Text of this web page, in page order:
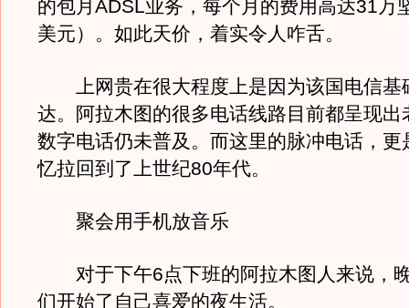
的包月ADSL业务，每个月的费用高达31万
美元）。如此天价，着实令人咋舌。
上网贵在很大程度上是因为该国电信基
达。阿拉木图的很多电话线路目前都呈现出
数字电话仍未普及。而这里的脉冲电话，更
忆拉回到了上世纪80年代。
聚会用手机放音乐
对于下午6点下班的阿拉木图人来说，
们开始了自己喜爱的夜生活。